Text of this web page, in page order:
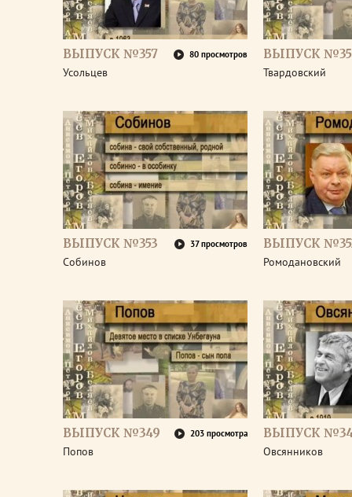
ВЫПУСК №357 80 просмотров
Усольцев
ВЫПУСК
Твардовский
ВЫПУСК №353 37 просмотров
Собинов
ВЫПУСК
Ромодановский
ВЫПУСК №349 203 просмотра
Попов
ВЫПУСК
Овсянников